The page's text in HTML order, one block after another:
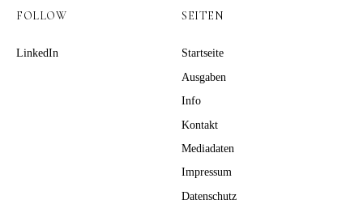
FOLLOW
LinkedIn
SEITEN
Startseite
Ausgaben
Info
Kontakt
Mediadaten
Impressum
Datenschutz